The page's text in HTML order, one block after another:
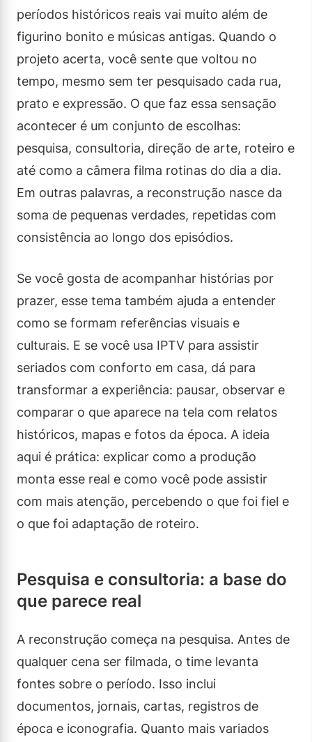
períodos históricos reais vai muito além de
figurino bonito e músicas antigas. Quando o
projeto acerta, você sente que voltou no
tempo, mesmo sem ter pesquisado cada rua,
prato e expressão. O que faz essa sensação
acontecer é um conjunto de escolhas:
pesquisa, consultoria, direção de arte, roteiro e
até como a câmera filma rotinas do dia a dia.
Em outras palavras, a reconstrução nasce da
soma de pequenas verdades, repetidas com
consistência ao longo dos episódios.
Se você gosta de acompanhar histórias por
prazer, esse tema também ajuda a entender
como se formam referências visuais e
culturais. E se você usa IPTV para assistir
seriados com conforto em casa, dá para
transformar a experiência: pausar, observar e
comparar o que aparece na tela com relatos
históricos, mapas e fotos da época. A ideia
aqui é prática: explicar como a produção
monta esse real e como você pode assistir
com mais atenção, percebendo o que foi fiel e
o que foi adaptação de roteiro.
Pesquisa e consultoria: a base do
que parece real
A reconstrução começa na pesquisa. Antes de
qualquer cena ser filmada, o time levanta
fontes sobre o período. Isso inclui
documentos, jornais, cartas, registros de
época e iconografia. Quanto mais variados